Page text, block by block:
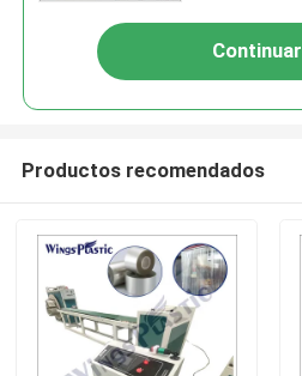
Continuar
Productos recomendados